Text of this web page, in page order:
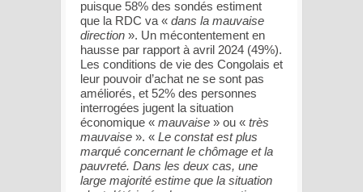
puisque 58% des sondés estiment
que la RDC va « dans la mauvaise
direction ». Un mécontentement en
hausse par rapport à avril 2024 (49%).
Les conditions de vie des Congolais et
leur pouvoir d’achat ne se sont pas
améliorés, et 52% des personnes
interrogées jugent la situation
économique « mauvaise » ou « très
mauvaise ». « Le constat est plus
marqué concernant le chômage et la
pauvreté. Dans les deux cas, une
large majorité estime que la situation